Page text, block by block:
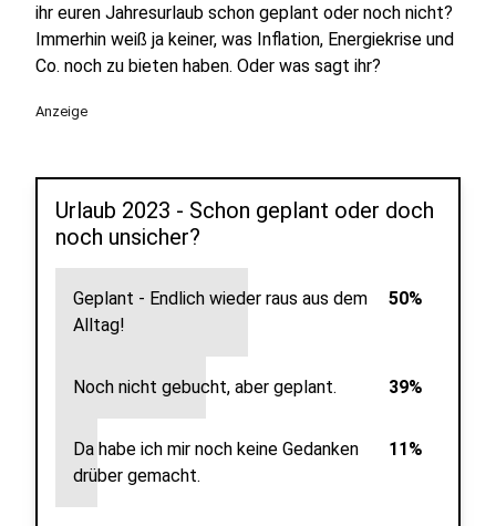
ihr euren Jahresurlaub schon geplant oder noch nicht?
Immerhin weiß ja keiner, was Inflation, Energiekrise und
Co. noch zu bieten haben. Oder was sagt ihr?
Anzeige
Urlaub 2023 - Schon geplant oder doch
noch unsicher?
Geplant - Endlich wieder raus aus dem
Alltag!
50%
Noch nicht gebucht, aber geplant. 39%
Da habe ich mir noch keine Gedanken
drüber gemacht.
11%